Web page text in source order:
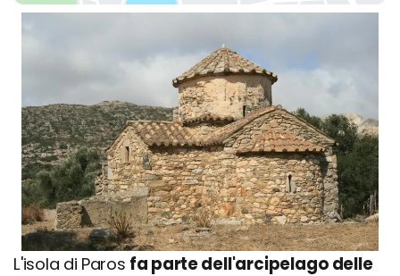
L'isola di Paros fa parte dell'arcipelago delle